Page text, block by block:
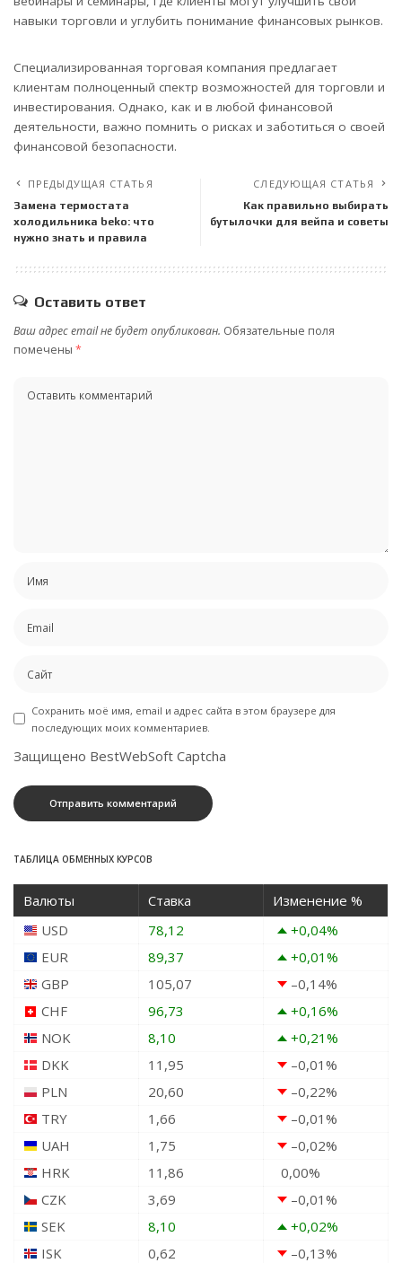
навыки торговли и углубить понимание финансовых рынков.
Специализированная торговая компания предлагает
клиентам полноценный спектр возможностей для торговли и
инвестирования. Однако, как и в любой финансовой
деятельности, важно помнить о рисках и заботиться о своей
финансовой безопасности.
ПРЕДЫДУЩАЯ СТАТЬЯ
Замена термостата
холодильника beko: что
нужно знать и правила
СЛЕДУЮЩАЯ СТАТЬЯ
Как правильно выбирать
бутылочки для вейпа и советы
Оставить ответ
Ваш адрес email не будет опубликован. Обязательные поля
помечены *
Сохранить моё имя, email и адрес сайта в этом браузере для
последующих моих комментариев.
Защищено BestWebSoft Captcha
ТАБЛИЦА ОБМЕННЫХ КУРСОВ
Валюты Ставка
Изменение %
USD
78,12 +0,04%
EUR
89,37 +0,01%
GBP
105,07 –0,14%
CHF
96,73 +0,16%
NOK
8,10 +0,21%
DKK
11,95 –0,01%
PLN
20,60 –0,22%
TRY
1,66 –0,01%
UAH
1,75 –0,02%
HRK
11,86 0,00%
CZK
3,69 –0,01%
SEK
8,10 +0,02%
ISK
0,62 –0,13%